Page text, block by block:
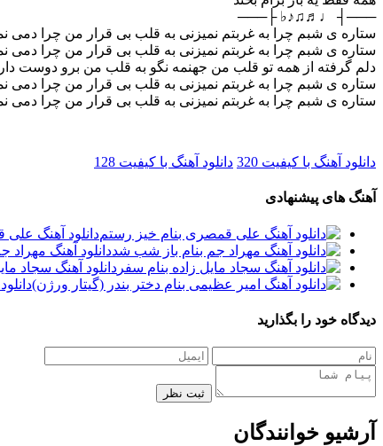
───┤ ♩♬♫♪♭ ├───
ستاره ی شبم چرا به غربتم نمیزنی به قلب بی قرار من چرا دمی
ستاره ی شبم چرا به غربتم نمیزنی به قلب بی قرار من چرا دمی
دلم گرفته از همه تو قلب من جهنمه نگو به قلب من برو دوست
ستاره ی شبم چرا به غربتم نمیزنی به قلب بی قرار من چرا دمی
ستاره ی شبم چرا به غربتم نمیزنی به قلب بی قرار من چرا دمی
دانلود آهنگ با کیفیت 320 دانلود آهنگ با کیفیت 128
آهنگ های پیشنهادی
دانلود آهنگ
دانلود آهنگ
دانلود آهنگ سجاد
دیدگاه خود را بگذارید
ثبت نظر
آرشیو خوانندگان